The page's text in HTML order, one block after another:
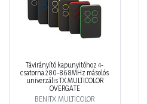
Távirányító kapunyitóhoz 4-
csatorna 280-868MHz másolós
univerzális TX MULTICOLOR
OVERGATE
BENITX MULTICOLOR